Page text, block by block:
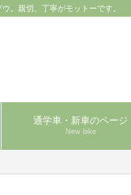
。親切、丁寧がモットーです。
通学車・新車のページ
New bike